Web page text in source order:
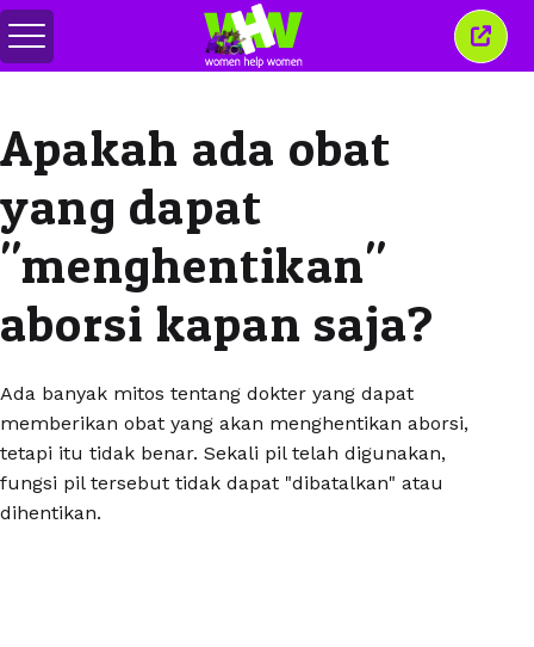
Alihkan
menu
Apakah ada obat
yang dapat
"menghentikan"
aborsi kapan saja?
Ada banyak mitos tentang dokter yang dapat
memberikan obat yang akan menghentikan aborsi,
tetapi itu tidak benar. Sekali pil telah digunakan,
fungsi pil tersebut tidak dapat "dibatalkan" atau
dihentikan.